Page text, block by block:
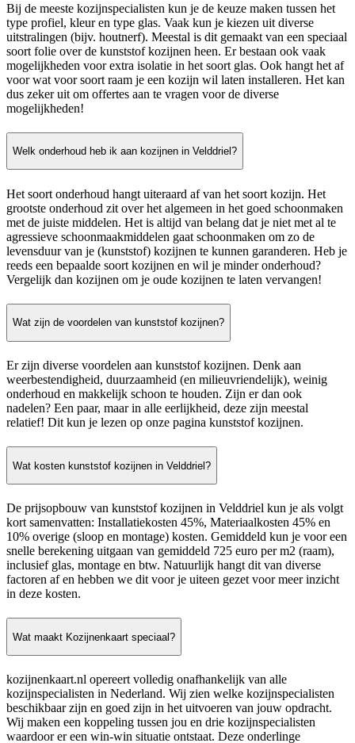
Bij de meeste kozijnspecialisten kun je de keuze maken tussen het
type profiel, kleur en type glas. Vaak kun je kiezen uit diverse
uitstralingen (bijv. houtnerf). Meestal is dit gemaakt van een speciaal
soort folie over de kunststof kozijnen heen. Er bestaan ook vaak
mogelijkheden voor extra isolatie in het soort glas. Ook hangt het af
voor wat voor soort raam je een kozijn wil laten installeren. Het kan
dus zeker uit om offertes aan te vragen voor de diverse
mogelijkheden!
Welk onderhoud heb ik aan kozijnen in Velddriel?
Het soort onderhoud hangt uiteraard af van het soort kozijn. Het
grootste onderhoud zit over het algemeen in het goed schoonmaken
met de juiste middelen. Het is altijd van belang dat je niet met al te
agressieve schoonmaakmiddelen gaat schoonmaken om zo de
levensduur van je (kunststof) kozijnen te kunnen garanderen. Heb je
reeds een bepaalde soort kozijnen en wil je minder onderhoud?
Vergelijk dan kozijnen om je oude kozijnen te laten vervangen!
Wat zijn de voordelen van kunststof kozijnen?
Er zijn diverse voordelen aan kunststof kozijnen. Denk aan
weerbestendigheid, duurzaamheid (en milieuvriendelijk), weinig
onderhoud en makkelijk schoon te houden. Zijn er dan ook
nadelen? Een paar, maar in alle eerlijkheid, deze zijn meestal
relatief! Dit kun je lezen op onze pagina kunststof kozijnen.
Wat kosten kunststof kozijnen in Velddriel?
De prijsopbouw van kunststof kozijnen in Velddriel kun je als volgt
kort samenvatten: Installatiekosten 45%, Materiaalkosten 45% en
10% overige (sloop en montage) kosten. Gemiddeld kun je voor een
snelle berekening uitgaan van gemiddeld 725 euro per m2 (raam),
inclusief glas, montage en btw. Natuurlijk hangt dit van diverse
factoren af en hebben we dit voor je uiteen gezet voor meer inzicht
in deze kosten.
Wat maakt Kozijnenkaart speciaal?
kozijnenkaart.nl opereert volledig onafhankelijk van alle
kozijnspecialisten in Nederland. Wij zien welke kozijnspecialisten
beschikbaar zijn en goed zijn in het uitvoeren van jouw opdracht.
Wij maken een koppeling tussen jou en drie kozijnspecialisten
waardoor er een win-win situatie ontstaat. Deze onderlinge